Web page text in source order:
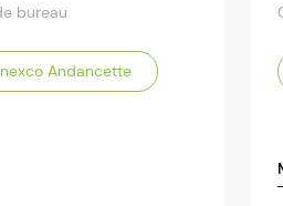
bureau
Andancette